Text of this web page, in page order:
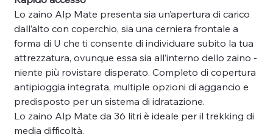
Lo zaino Alp Mate presenta sia un’apertura di carico
dall’alto con coperchio, sia una cerniera frontale a
forma di U che ti consente di individuare subito la tua
attrezzatura, ovunque essa sia all’interno dello zaino -
niente più rovistare disperato. Completo di copertura
antipioggia integrata, multiple opzioni di aggancio e
predisposto per un sistema di idratazione.
Lo zaino Alp Mate da 36 litri è ideale per il trekking di
media difficoltà.